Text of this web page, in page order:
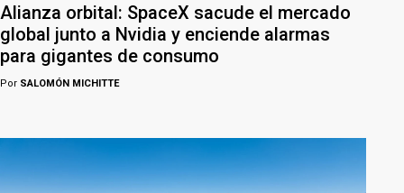
Alianza orbital: SpaceX sacude el mercado
global junto a Nvidia y enciende alarmas
para gigantes de consumo
Por SALOMÓN MICHITTE